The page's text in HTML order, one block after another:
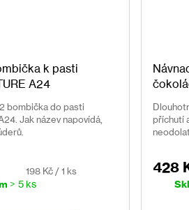
k pasti
A24
bombička do pasti
Jak název napovídá,
Měrná
cena:
198 Kč / 1 ks
> 5 ks
příchutí
428